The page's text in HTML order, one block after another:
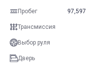
Пробег
Трансмиссия
Выбор руля
Дверь